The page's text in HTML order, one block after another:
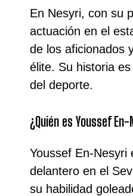
En Nesyri, con su
actuación en el
de los aficionados
élite. Su historia
del deporte.
¿Quién es Youssef
Youssef En-
delantero en el
su habilidad